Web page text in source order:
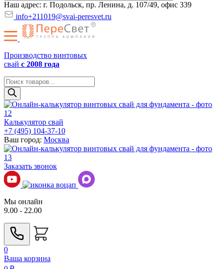
Наш адрес: г. Подольск, пр. Ленина, д. 107/49, офис 339
info+211019@svai-peresvet.ru
Производство винтовых
свай с 2008 года
Поиск
товаров
Калькулятор свай
+7 (495) 104-37-10
Ваш город: Москва
Заказать звонок
Мы онлайн
9.00 - 22.00
0
Ваша корзина